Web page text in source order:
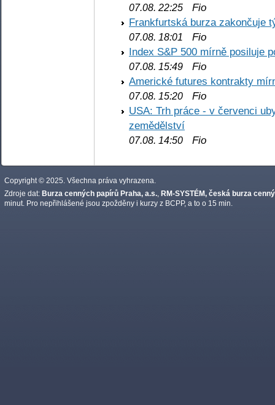
07.08. 22:25 Fio
Frankfurtská burza zakončuje
07.08. 18:01
Fio
Index S&P 500 mírně posiluje
07.08. 15:49 Fio
Americké futures kontrakty
07.08. 15:20 Fio
USA: Trh práce - v červenci
zemědělství
07.08. 14:50 Fio
Copyright © 2025. Všechna práva vyhrazena.
Zdroje dat: Burza cenných papírů Praha, a.s. RM-SYSTÉM, česká burza
minut. Pro nepřihlášené jsou zpožděny i kurzy z BCPP, a to o 15 min.